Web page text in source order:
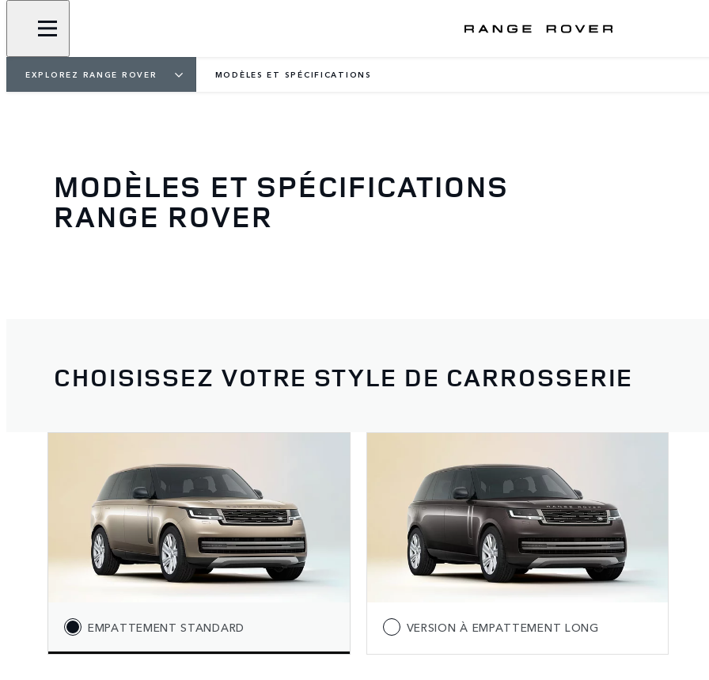
EXPLOREZ RANGE ROVER MODÈLES ET SPÉCIFICATIONS
MODÈLES ET SPÉCIFICATIONS
RANGE ROVER
CHOISISSEZ VOTRE STYLE DE CARROSSERIE
EMPATTEMENT STANDARD VERSION À EMPATTEMENT LONG